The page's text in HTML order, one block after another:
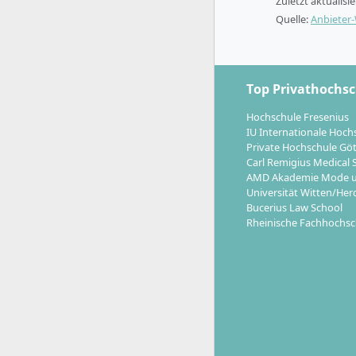
ab.
Welche
Quelle:
Top
Hochschule Fresenius
IU Internationale
Private Hochschule
Carl Remigius Medical
AMD Akademie Mode
Universität Witten/
Bucerius Law School
Rheinische